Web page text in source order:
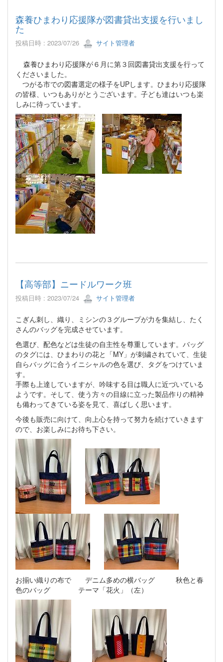
森養ひまわり応援隊が図書貸出支援を行いまし
た
投稿日時 : 2023/07/26 サイト管理者
森養ひまわり応援隊が６月に第３回図書貸出支援を行って
くださいました。
つがる市での図書選定の様子をUPします。ひまわり応援隊
の皆様、いつもありがとうございます。子ども達はいつも楽
しみに待っています。
【高等部】ニードルワーク班
投稿日時 : 2023/07/24 サイト管理者
こぎん刺し、織り、ミシンの３グループが力を集結し、たく
さんのバッグを完成させています。
色選び、配色などは生徒の自主性を尊重しています。バッグ
のタグには、ひまわりの花と「MY」が刺繍されていて、生徒
自らバッグに合うイニシャルの色を選び、タグをつけていま
す。
手際も上達していますが、吟味する目は職人に近づいている
ようです。そして、使う方々の目線に立った製品作りの精神
も備わってきている姿を見て、喜ばしく思います。
今後も販売に向けて、向上心を持って努力を続けていきます
ので、お楽しみにお待ち下さい。
お揃い織りの布で デニム多めの横バッグ 秋色と春
色のバッグ テーマ「花火」（左）